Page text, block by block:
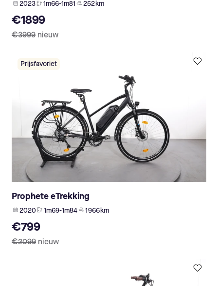
2023 1m66-1m81 252 km
€1899
€3999 nieuw
Prijsfavoriet
Prophete eTrekking
2020 1m69-1m84 1 966 km
€799
€2099 nieuw